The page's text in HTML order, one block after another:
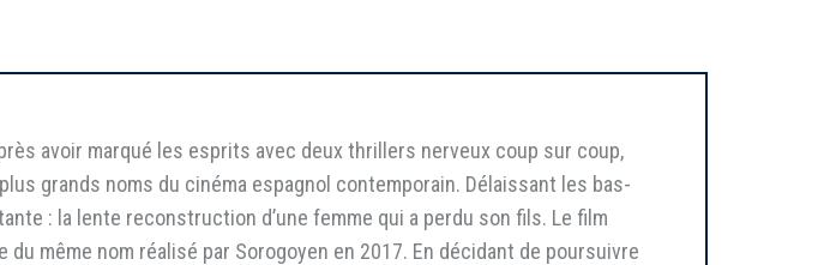
avoir marqué les esprits avec deux thrillers nerveux coup sur coup,
grands noms du cinéma espagnol contemporain. Délaissant les bas-
: la lente reconstruction d’une femme qui a perdu son fils. Le film
même nom réalisé par Sorogoyen en 2017. En décidant de poursuivre